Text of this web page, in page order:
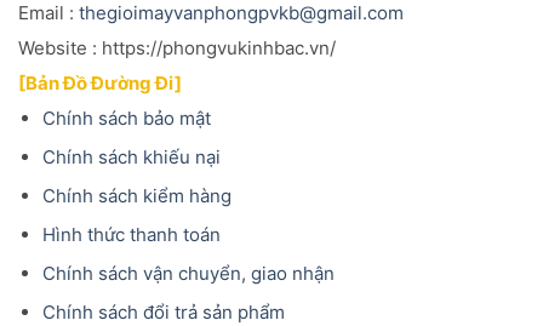
Email : thegioimayvanphongpvkb@gmail.com
Website : https://phongvukinhbac.vn/
[Bản Đồ Đường Đi]
Chính sách bảo mật
Chính sách khiếu nại
Chính sách kiểm hàng
Hình thức thanh toán
Chính sách vận chuyển, giao nhận
Chính sách đổi trả sản phẩm